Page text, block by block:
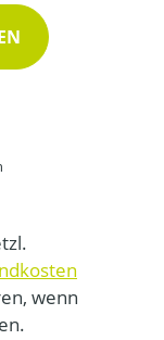
wenn